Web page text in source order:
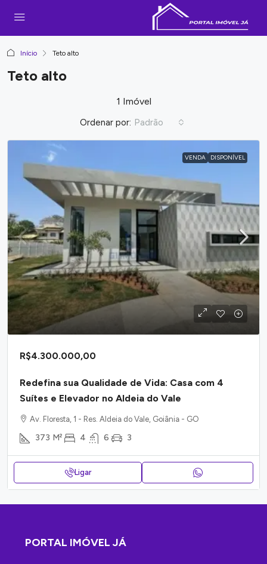
Início Teto alto
Teto alto
1 Imóvel
Ordenar por: Padrão
VENDA DISPONÍVEL
R$4.300.000,00
Redefina sua Qualidade de Vida: Casa com 4
Suítes e Elevador no Aldeia do Vale
Av. Floresta, 1 - Res. Aldeia do Vale, Goiânia - GO
373 M² 4 6 3
Ligar
PORTAL IMÓVEL JÁ